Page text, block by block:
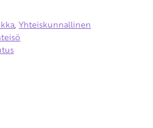
, Yhteiskunnallinen